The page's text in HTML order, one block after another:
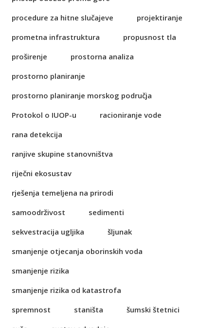
procedure za hitne slučajeve
projektiranje
prometna infrastruktura
propusnost tla
proširenje
prostorna analiza
prostorno planiranje
prostorno planiranje morskog područja
Protokol o IUOP-u
racioniranje vode
rana detekcija
ranjive skupine stanovništva
riječni ekosustav
rješenja temeljena na prirodi
samoodrživost
sedimenti
sekvestracija ugljika
šljunak
smanjenje otjecanja oborinskih voda
smanjenje rizika
smanjenje rizika od katastrofa
spremnost
staništa
šumski štetnici